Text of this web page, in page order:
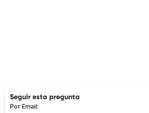
Seguir esta pregunta
Por Email: